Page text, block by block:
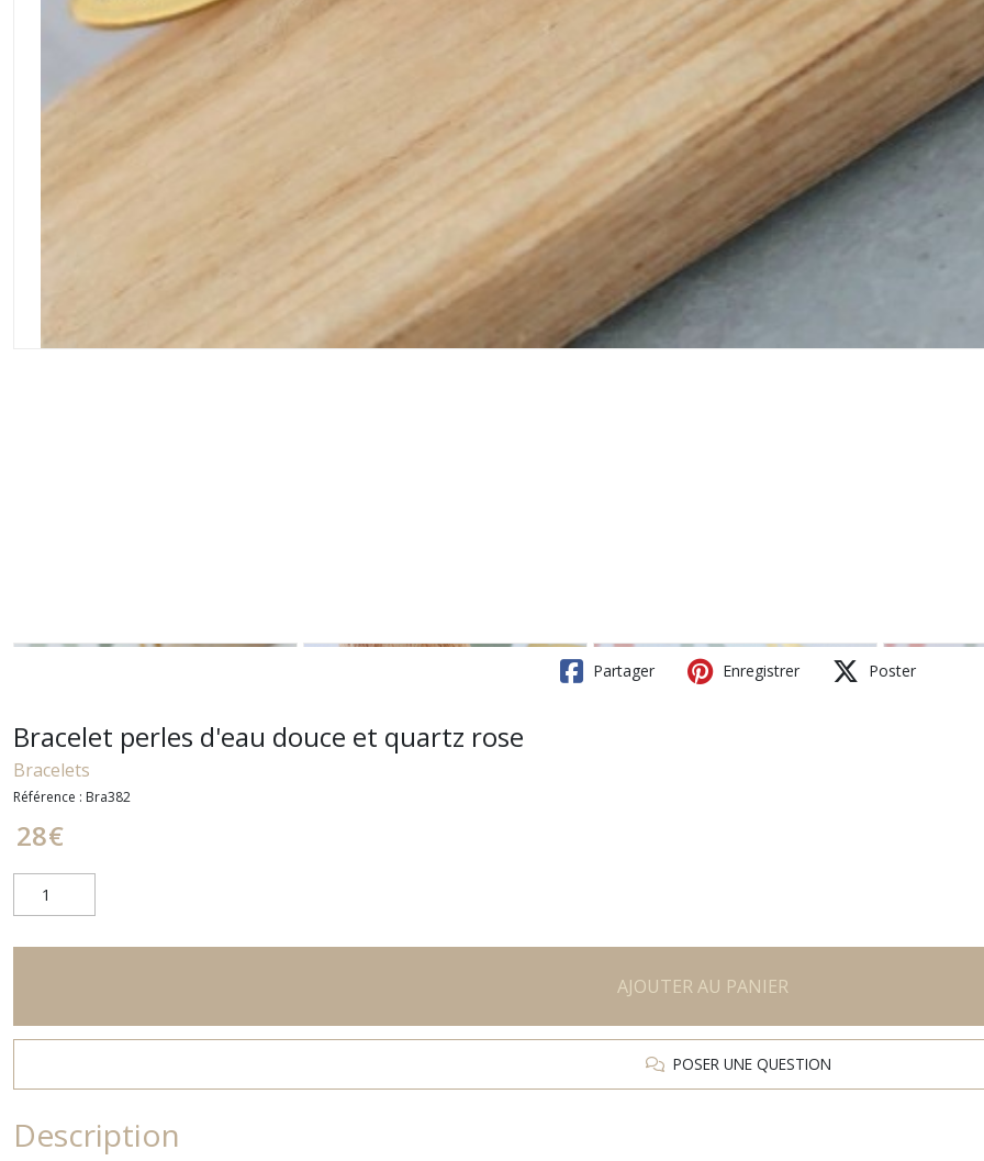
Partager Enregistrer Poster
Bracelet perles d'eau douce et quartz rose
Bracelets
Référence : Bra382
28€
AJOUTER AU PANIER
POSER UNE QUESTION
Description